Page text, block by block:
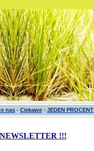
nas - Ciekawe - JEDEN PROCENT
!!!